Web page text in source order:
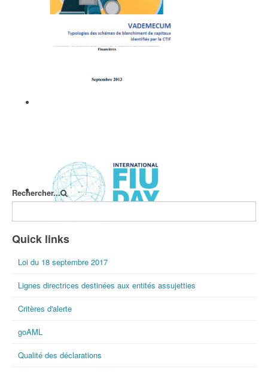
Jean-Claude DELEPIERE, Philippe de
KOSTER, Marc PENNA
International FIU Day
Rechercher...
Quick links
Loi du 18 septembre 2017
Lignes directrices destinées aux entités assujetties
Critères d'alerte
goAML
Qualité des déclarations